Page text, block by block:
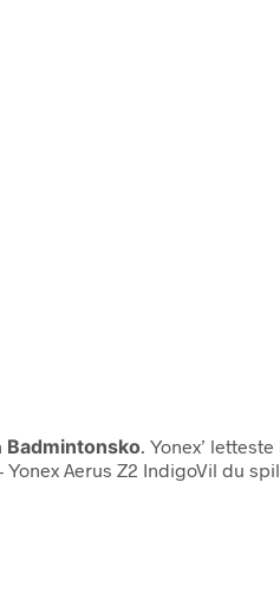
Badmintonsko . Yonex’
Aerus Z2 IndigoVil du